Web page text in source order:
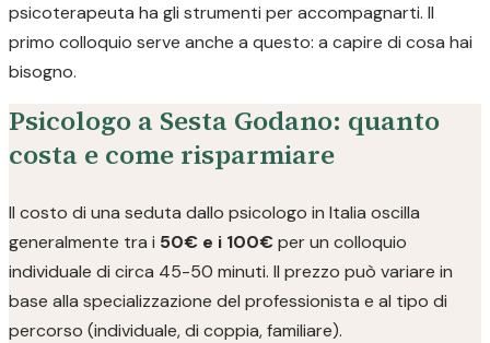
psicoterapeuta ha gli strumenti per accompagnarti. Il
primo colloquio serve anche a questo: a capire di cosa hai
bisogno.
Psicologo a Sesta Godano: quanto
costa e come risparmiare
Il costo di una seduta dallo psicologo in Italia oscilla
generalmente tra i 50€ e i 100€ per un colloquio
individuale di circa 45-50 minuti. Il prezzo può variare in
base alla specializzazione del professionista e al tipo di
percorso (individuale, di coppia, familiare).